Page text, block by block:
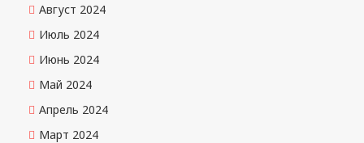
Август 2024
Июль 2024
Июнь 2024
Май 2024
Апрель 2024
Март 2024